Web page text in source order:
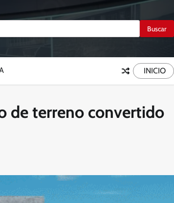
INICIO
de terreno convertido